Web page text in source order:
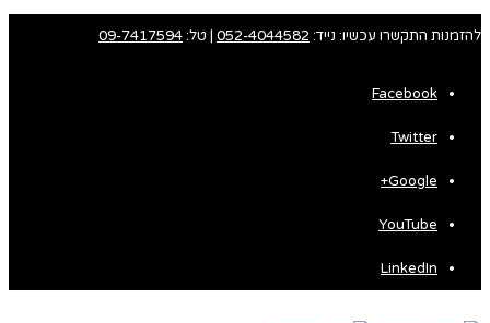
להזמנות התקשרו עכשיו: נייד: 052-4044582 | טל:09-7417594
Facebook
Twitter
Google+
YouTube
LinkedIn